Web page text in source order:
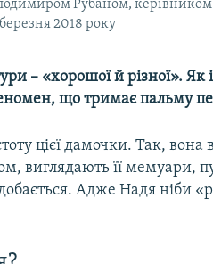
Рубаном, керівником
2018 року
– «хорошої й різної». Як
що тримає пальму
цієї дамочки. Так, вона
виглядають її мемуари,
Адже Надя ніби